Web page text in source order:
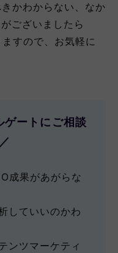
かわからない、なか
ございましたら
すので、お気軽に
ゲートにご相談
成果があがらな
していいのかわ
ンツマーケティ